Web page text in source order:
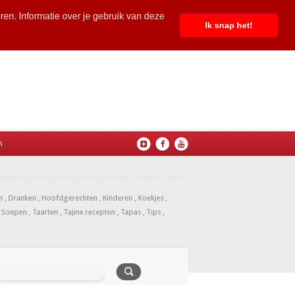
Informatie over je gebruik van deze
Ik snap het!
, Dranken , Hoofdgerechten , Kinderen , Koekjes ,
Soepen , Taarten , Tajine recepten , Tapas , Tips ,